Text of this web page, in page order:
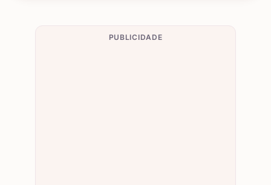
PUBLICIDADE